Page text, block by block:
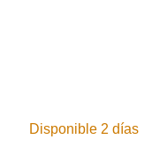
Disponible 2 días